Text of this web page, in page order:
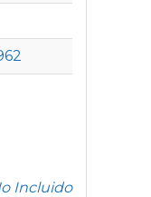
Incluido